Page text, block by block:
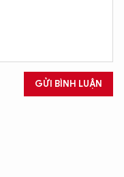
GỬI BÌNH LUẬN